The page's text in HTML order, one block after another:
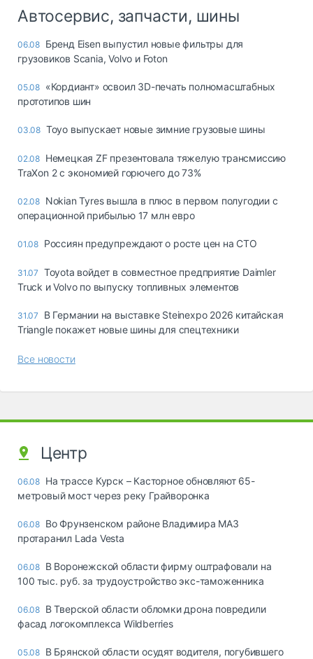
Автосервис, запчасти, шины
06.08 Бренд Eisen выпустил новые фильтры для
грузовиков Scania, Volvo и Foton
05.08 «Кордиант» освоил 3D-печать полномасштабных
прототипов шин
03.08 Toyo выпускает новые зимние грузовые шины
02.08 Немецкая ZF презентовала тяжелую трансмиссию
TraXon 2 с экономией горючего до 73%
02.08 Nokian Tyres вышла в плюс в первом полугодии с
операционной прибылью 17 млн евро
01.08 Россиян предупреждают о росте цен на СТО
31.07 Toyota войдет в совместное предприятие Daimler
Truck и Volvo по выпуску топливных элементов
31.07
В Германии на выставке Steinexpo 2026 китайская
Triangle покажет новые шины для спецтехники
Все новости
Центр
06.08 На трассе Курск – Касторное обновляют 65-
метровый мост через реку Грайворонка
06.08 Во Фрунзенском районе Владимира МАЗ
протаранил Lada Vesta
06.08 В Воронежской области фирму оштрафовали на
100 тыс. руб. за трудоустройство экс-таможенника
06.08 В Тверской области обломки дрона повредили
фасад логокомплекса Wildberries
05.08 В Брянской области осудят водителя, погубившего